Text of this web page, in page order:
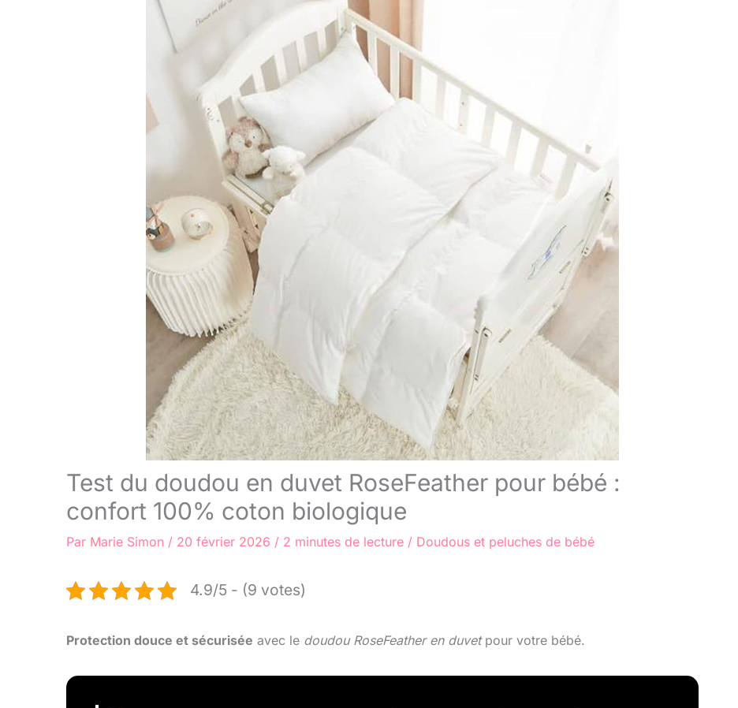
Test du doudou en duvet RoseFeather pour bébé :
confort 100% coton biologique
Par Marie Simon / 20 février 2026 / 2 minutes de lecture / Doudous et peluches de bébé
4.9/5 - (9 votes)
Protection douce et sécurisée avec le doudou RoseFeather en duvetpour votre bébé.